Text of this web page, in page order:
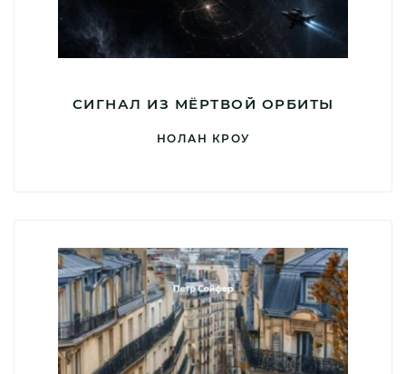
СИГНАЛ ИЗ МЁРТВОЙ ОРБИТЫ
НОЛАН КРОУ